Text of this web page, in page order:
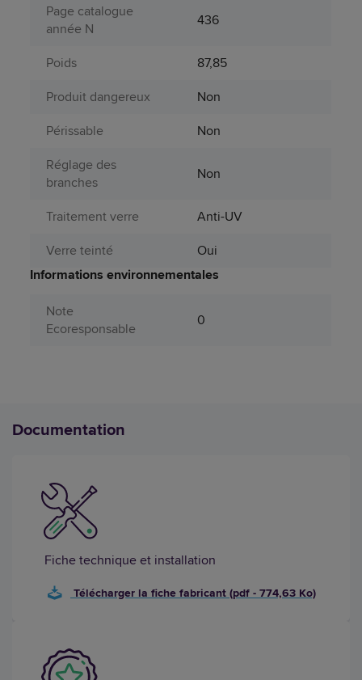
Page catalogue
année N
436
Poids
87,85
Produit dangereux
Non
Périssable
Non
Réglage des
branches
Non
Traitement verre
Anti-UV
Verre teinté
Oui
Informations environnementales
Note
Ecoresponsable
0
Documentation
Fiche technique et installation
Télécharger la fiche fabricant (pdf - 774,63 Ko)